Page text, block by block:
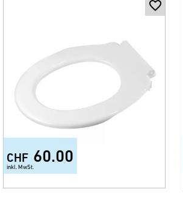
CHF 60.00
inkl. MwSt.